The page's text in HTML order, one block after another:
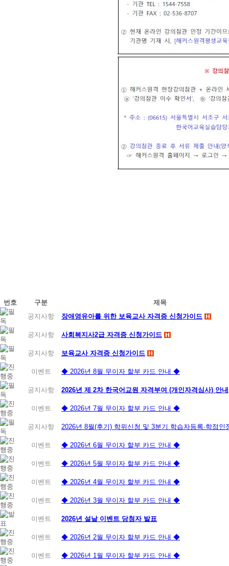
번호 구분
제목
공지사항
장애영유아를 위한 보육교사 자격증 신청가이드
공지사항 사회복지사2급 자격증 신청가이드
공지사항 보육교사 자격증 신청가이드
이벤트 ◆ 2026년 8월 무이자 할부 카드 안내 ◆
공지사항 2026년 제 2차 한국어교원 자격부여 (개인자격심사) 안내
이벤트 ◆ 2026년 7월 무이자 할부 카드 안내 ◆
공지사항 2026년 8월(후기) 학위신청 및 3분기 학습자등록·학점
이벤트 ◆ 2026년 6월 무이자 할부 카드 안내 ◆
이벤트 ◆ 2026년 5월 무이자 할부 카드 안내 ◆
이벤트 ◆ 2026년 4월 무이자 할부 카드 안내 ◆
이벤트 ◆ 2026년 3월 무이자 할부 카드 안내 ◆
이벤트 2026년 설날 이벤트 당첨자 발표
이벤트 ◆ 2026년 2월 무이자 할부 카드 안내 ◆
이벤트 ◆ 2026년 1월 무이자 할부 카드 안내 ◆